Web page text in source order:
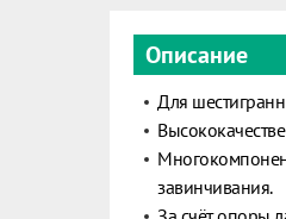
Описание
Для
завинчивания.